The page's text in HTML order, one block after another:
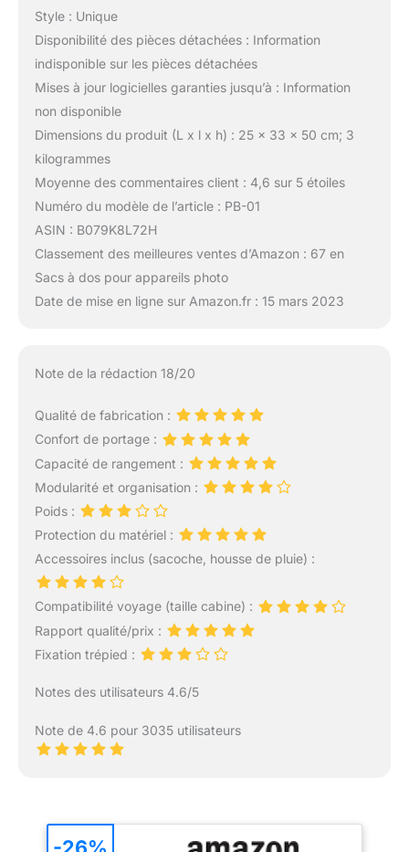
Style : Unique
Disponibilité des pièces détachées : Information
indisponible sur les pièces détachées
Mises à jour logicielles garanties jusqu’à : Information
non disponible
Dimensions du produit (L x l x h) : 25 x 33 x 50 cm; 3
kilogrammes
Moyenne des commentaires client : 4,6 sur 5 étoiles
Numéro du modèle de l’article : PB-01
ASIN : B079K8L72H
Classement des meilleures ventes d’Amazon : 67 en
Sacs à dos pour appareils photo
Date de mise en ligne sur Amazon.fr : 15 mars 2023
Note de la rédaction 18/20
Qualité de fabrication :
Confort de portage :
Capacité de rangement :
Modularité et organisation :
Poids :
Protection du matériel :
Accessoires inclus (sacoche, housse de pluie) :
Compatibilité voyage (taille cabine) :
Rapport qualité/prix :
Fixation trépied :
Notes des utilisateurs 4.6/5
Note de 4.6 pour 3035 utilisateurs
-26%